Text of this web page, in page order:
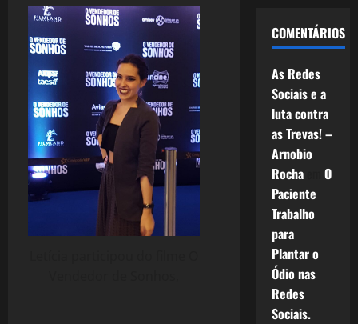
COMENTÁRIOS
As Redes
Sociais e a
luta contra
as Trevas! –
Arnobio
Rochaem O
Paciente
Trabalho
para
Plantar o
Ódio nas
Redes
Sociais.